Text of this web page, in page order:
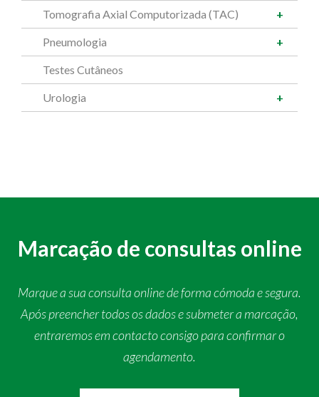
Tomografia Axial Computorizada (TAC)
Pneumologia
Testes Cutâneos
Urologia
Marcação de consultas online
Marque a sua consulta online de forma cómoda e segura.
Após preencher todos os dados e submeter a marcação,
entraremos em contacto consigo para confirmar o
agendamento.